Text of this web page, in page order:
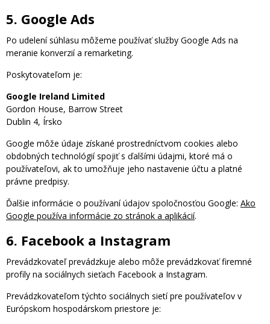
5. Google Ads
Po udelení súhlasu môžeme používať služby Google Ads na
meranie konverzií a remarketing.
Poskytovateľom je:
Google Ireland Limited
Gordon House, Barrow Street
Dublin 4, Írsko
Google môže údaje získané prostredníctvom cookies alebo
obdobných technológií spojiť s ďalšími údajmi, ktoré má o
používateľovi, ak to umožňuje jeho nastavenie účtu a platné
právne predpisy.
Ďalšie informácie o používaní údajov spoločnosťou Google: Ako
Google používa informácie zo stránok a aplikácií.
6. Facebook a Instagram
Prevádzkovateľ prevádzkuje alebo môže prevádzkovať firemné
profily na sociálnych sieťach Facebook a Instagram.
Prevádzkovateľom týchto sociálnych sietí pre používateľov v
Európskom hospodárskom priestore je: